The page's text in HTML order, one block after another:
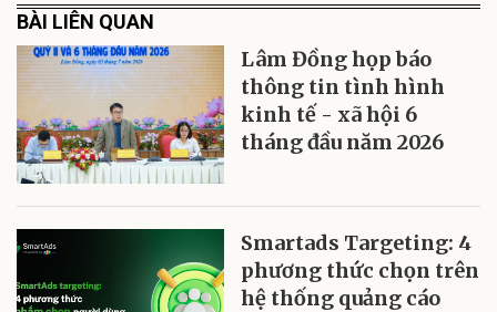
BÀI LIÊN QUAN
Lâm Đồng họp báo
thông tin tình hình
kinh tế - xã hội 6
tháng đầu năm 2026
Smartads Targeting: 4
phương thức chọn trên
hệ thống quảng cáo